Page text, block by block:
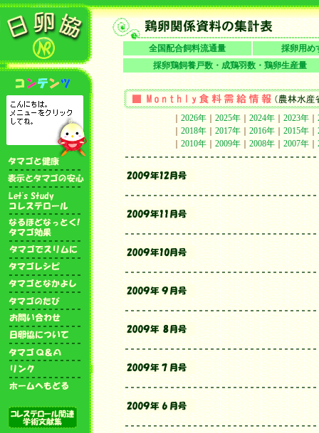
全国配合飼料流通量
採卵用め
採卵鶏飼養戸数・成鶏羽数・鶏卵生産量
｜2026年｜2025年｜2024年｜2023年｜
｜2018年｜2017年｜2016年｜2015年｜
｜2010年｜2009年｜2008年｜2007年｜